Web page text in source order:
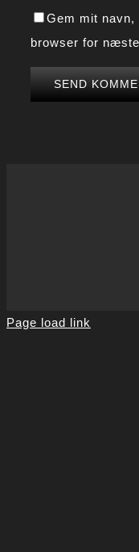
Gem mit navn,
browser for
Page load link